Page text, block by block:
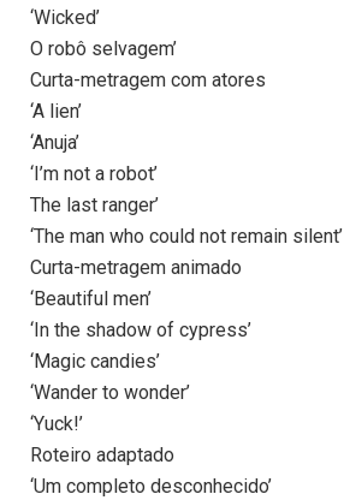
‘Wicked’
O robô selvagem’
Curta-metragem com atores
‘A lien’
‘Anuja’
‘I’m not a robot’
The last ranger’
‘The man who could not remain silent’
Curta-metragem animado
‘Beautiful men’
‘In the shadow of cypress’
‘Magic candies’
‘Wander to wonder’
‘Yuck!’
Roteiro adaptado
‘Um completo desconhecido’